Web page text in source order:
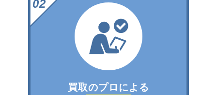
買取のプロによる